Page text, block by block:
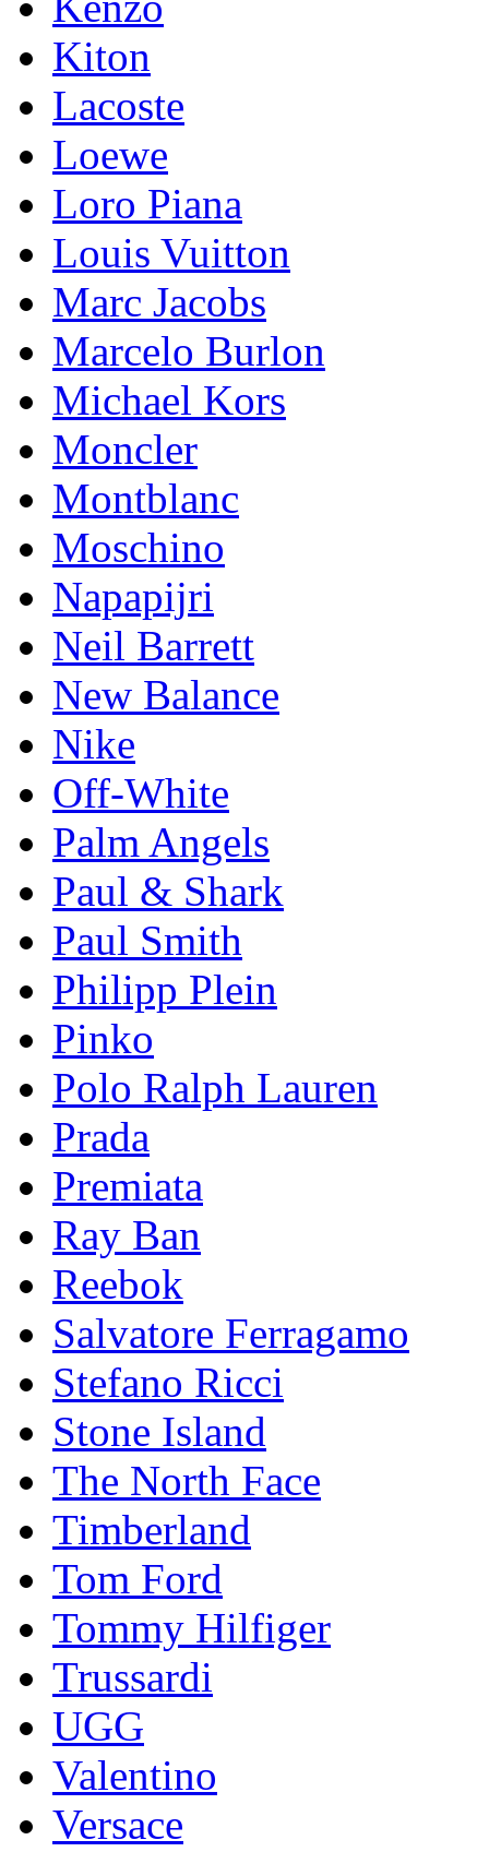
Kiton
Lacoste
Loewe
Loro Piana
Lоuis Vuittоn
Marc Jacobs
Marcelo Burlon
Michael Kors
Mоnсlеr
Montblanc
Moschino
Napapijri
Neil Barrett
New Balance
Nike
Off-White
Palm Angels
Paul & Shark
Paul Smith
Philipp Plein
Pinkо
Polo Ralph Lauren
Prada
Premiata
Ray Ban
Reebok
Salvatore Ferragamo
Stefano Ricci
Stоnе Islаnd
The North Face
Timberland
Tom Ford
Tommy Hilfiger
Trussardi
UGG
Valentino
Versace